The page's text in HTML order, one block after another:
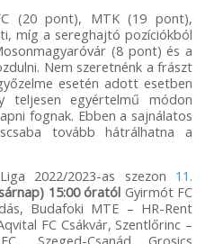
(20 pont), MTK (19 pont),
míg a sereghajtó pozíciókból
(8 pont) és a
Nem szeretnénk a frászt
esetén adott esetben
egyértelmű módon
fognak. Ebben a sajnálatos
tovább hátrálhatna a
2022/2023-as szezon 11.
15:00 óratól Gyirmót FC
Budafoki MTE – HR-Rent
FC Csákvár, Szentlőrinc –
Szeged-Csanád Grosics